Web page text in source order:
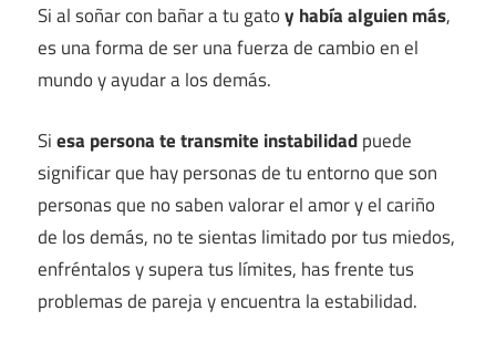
Si al soñar con bañar a tu gatoy había alguien más,
es una forma de ser una fuerza de cambio en el
mundo y ayudar a los demás.
Siesa persona te transmite instabilidadpuede
significar que hay personas de tu entorno que son
personas que no saben valorar el amor y el cariño
de los demás, no te sientas limitado por tus miedos,
enfréntalos y supera tus límites, has frente tus
problemas de pareja y encuentra la estabilidad.